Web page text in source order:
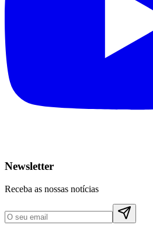
Newsletter
Receba as nossas notícias